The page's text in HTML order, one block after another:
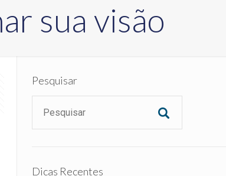
sua visão
Pesquisar
Dicas Recentes